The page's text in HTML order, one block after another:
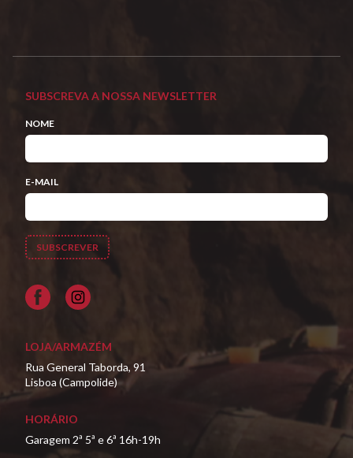
SUBSCREVA A NOSSA NEWSLETTER
NOME
E-MAIL
Facebook
LOJA/ARMAZÉM
Rua General Taborda, 91
Lisboa (Campolide)
HORÁRIO
Garagem 2ª 5ª e 6ª 16h-19h